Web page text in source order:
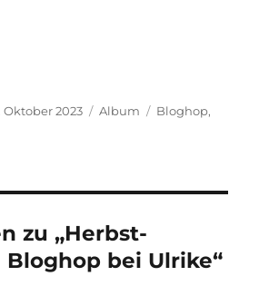
Oktober 2023 Kategorien
Album Schlagwörter
Bloghop,
zu „Herbst-
Bloghop bei Ulrike“